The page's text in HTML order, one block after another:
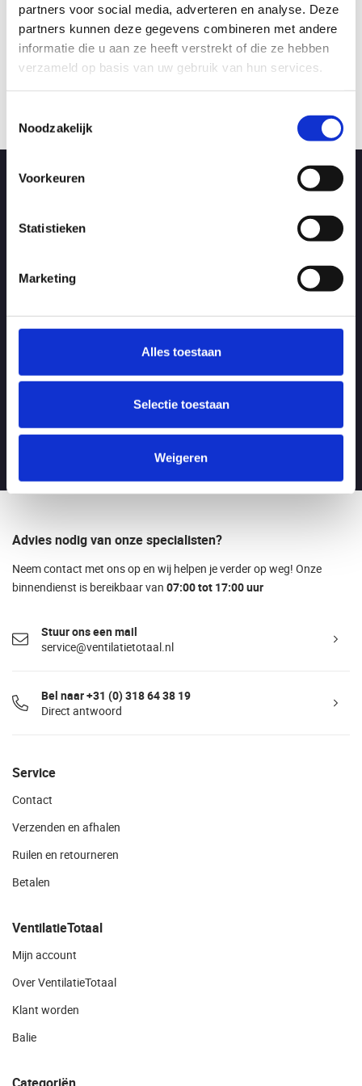
partners voor social media, adverteren en analyse. Deze
partners kunnen deze gegevens combineren met andere
informatie die u aan ze heeft verstrekt of die ze hebben
verzameld op basis van uw gebruik van hun services.
Noodzakelijk
Voorkeuren
Statistieken
Marketing
Alles toestaan
Selectie toestaan
Weigeren
Speedboor met Quicklock | 24 mm
Artikelnr.: FB002400
Direct afhalen in Ede
direct meenemen als u langs komt zodat u direct kan starten met
Meer informatie
LET OP: tijdens de bouwvak van 3 t/m 21 augustus zijn wij geopend
Bezoekadres
Boylestraat 21C, 6718XM EDE (NL)
Advies nodig van onze specialisten?
Neem contact met ons op en wij helpen je verder op weg! Onze
binnendienst is bereikbaar van 07:00 tot 17:00 uur
Stuur ons een mail
service@ventilatietotaal.nl
Bel naar +31 (0) 318 64 38 19
Direct antwoord
Service
Contact
Verzenden en afhalen
Ruilen en retourneren
Betalen
VentilatieTotaal
Mijn account
Over VentilatieTotaal
Klant worden
Balie